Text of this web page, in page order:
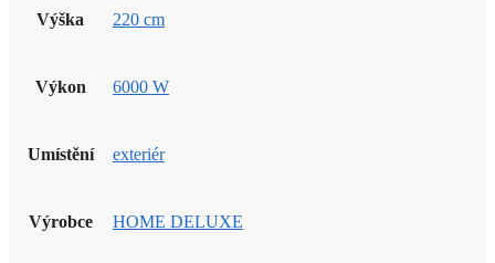
Výška 220 cm
Výkon 6000 W
Umístění exteriér
Výrobce HOME DELUXE